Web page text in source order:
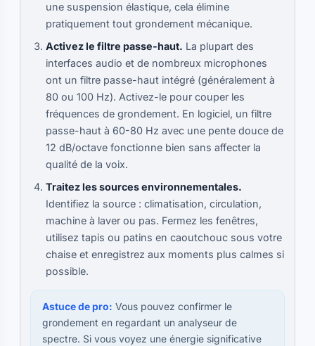
une suspension élastique, cela élimine
pratiquement tout grondement mécanique.
Activez le filtre passe-haut. La plupart des
interfaces audio et de nombreux microphones
ont un filtre passe-haut intégré (généralement à
80 ou 100 Hz). Activez-le pour couper les
fréquences de grondement. En logiciel, un filtre
passe-haut à 60-80 Hz avec une pente douce de
12 dB/octave fonctionne bien sans affecter la
qualité de la voix.
Traitez les sources environnementales.
Identifiez la source : climatisation, circulation,
machine à laver ou pas. Fermez les fenêtres,
utilisez tapis ou patins en caoutchouc sous votre
chaise et enregistrez aux moments plus calmes si
possible.
Astuce de pro: Vous pouvez confirmer le
grondement en regardant un analyseur de
spectre. Si vous voyez une énergie significative